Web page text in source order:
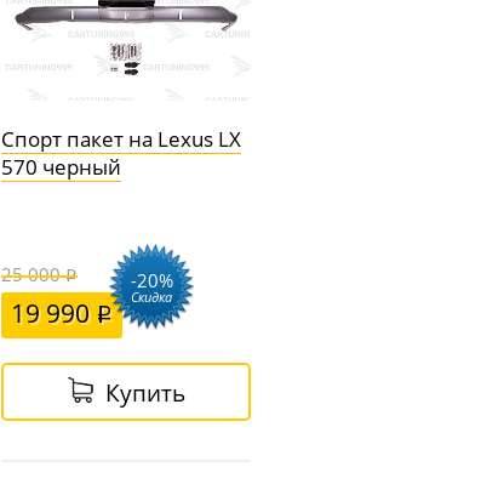
Спорт пакет на Lexus LX
570 черный
25 000
19 990
-20%
Скидка
Купить